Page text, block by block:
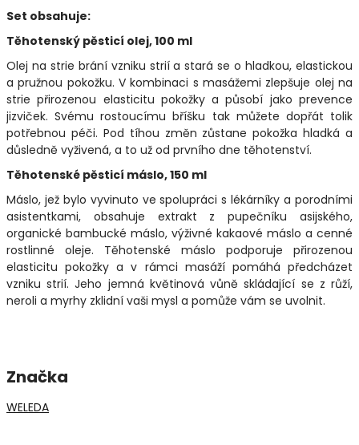
Set obsahuje:
Těhotenský pěsticí olej, 100 ml
Olej na strie brání vzniku strií a stará se o hladkou, elastickou
a pružnou pokožku. V kombinaci s masážemi zlepšuje olej na
strie přirozenou elasticitu pokožky a působí jako prevence
jizviček. Svému rostoucímu bříšku tak můžete dopřát tolik
potřebnou péči. Pod tíhou změn zůstane pokožka hladká a
důsledně vyživená, a to už od prvního dne těhotenství.
Těhotenské pěsticí máslo, 150 ml
Máslo, jež bylo vyvinuto ve spolupráci s lékárníky a porodními
asistentkami, obsahuje extrakt z pupečníku asijského,
organické bambucké máslo, výživné kakaové máslo a cenné
rostlinné oleje. Těhotenské máslo podporuje přirozenou
elasticitu pokožky a v rámci masáží pomáhá předcházet
vzniku strií. Jeho jemná květinová vůně skládající se z růží,
neroli a myrhy zklidní vaši mysl a pomůže vám se uvolnit.
Značka
WELEDA